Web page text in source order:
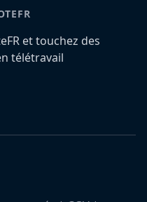
et touchez des
télétravail